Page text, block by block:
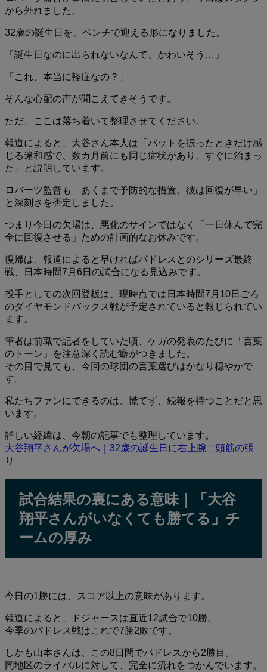
から外れました。
32歳の誕生日を、ベンチで迎える形になりました。
「誕生日なのに出られないなんて、かわいそう…」
「これ、本当に軽症なの？」
そんな心配の声が聞こえてきそうです。
ただ、ここは落ち着いて整理させてください。
報道によると、大谷さん本人は「バットを振ったときだけ感
じる違和感で、数カ月前にも同じ症状があり、すぐに治まっ
た」と説明しています。
ロバーツ監督も「あくまで予防的な措置。彼は回復が早い」
と深刻さを否定しました。
つまり今日の欠場は、悪化のサインではなく「一日休んで完
全に回復させる」ための計画的なお休みです。
復帰は、報道によると早ければパドレスとのシリーズ最終
戦、日本時間7月6日の試合になる見込みです。
投手としての次回登板は、現時点では日本時間7月10日ごろ
のダイヤモンドバックス戦が予定されていると報じられてい
ます。
筆者は前職で記者をしていた頃、ケガの発表のたびに「言葉
のトーン」を注意深く読む癖がつきました。
その目で見ても、今回の球団の言葉選びはかなり穏やかで
す。
私たちファンにできるのは、慌てず、続報を待つことだと思
います。
詳しい経緯は、今朝の記事でも整理しています。
大谷翔平さんが欠場へ｜32歳の誕生日に右上腕二頭筋の張
り
試合結果の裏にある意味｜「大谷
翔平さんがいなくても勝てる」チ
ームの厚み
今日の1勝には、スコア以上の意味があります。
報道によると、ドジャースは直近12試合で10勝。
今季のパドレス戦はこれで7勝2敗です。
しかも山本さんは、この8日間でパドレスから2勝目。
同地区のライバルに対して、完全に流れをつかんでいます。